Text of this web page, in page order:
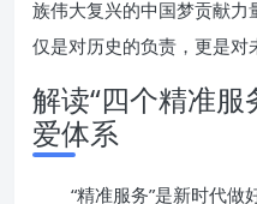
族伟大复兴的中国梦贡献
仅是对历史的负责，更是对
解读“四个精准服
爱体系
“精准服务”是新时代